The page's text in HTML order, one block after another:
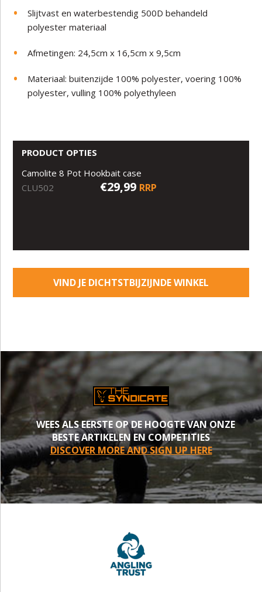
Slijtvast en waterbestendig 500D behandeld
polyester materiaal
Afmetingen: 24,5cm x 16,5cm x 9,5cm
Materiaal: buitenzijde 100% polyester, voering 100%
polyester, vulling 100% polyethyleen
PRODUCT OPTIES
Camolite 8 Pot Hookbait case
CLU502
€29,99 RRP
VIND JE DICHTSTBIJZIJNDE WINKEL
WEES ALS EERSTE OP DE HOOGTE VAN ONZE
BESTE ARTIKELEN EN COMPETITIES
DISCOVER MORE AND SIGN UP HERE